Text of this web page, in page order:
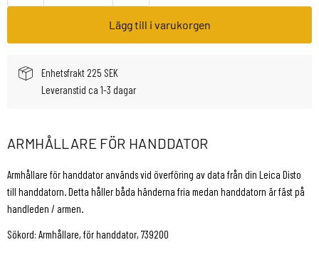
Lägg till i varukorgen
Enhetsfrakt 225 SEK
Leveranstid ca 1-3 dagar
ARMHÅLLARE FÖR HANDDATOR
Armhållare för handdator används vid överföring av data från din Leica Disto
till handdatorn. Detta håller båda händerna fria medan handdatorn är fäst på
handleden / armen.
Sökord: Armhållare, för handdator, 739200